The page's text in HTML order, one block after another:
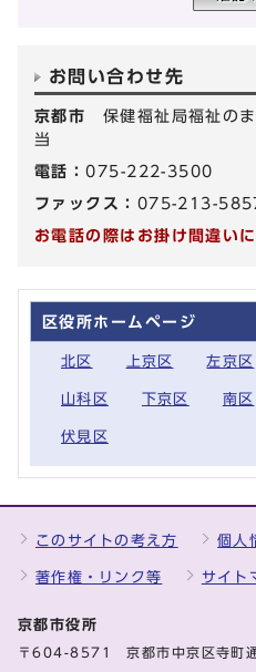
お問い合わせ先
京都市 保健福祉局福祉の
当
電話：075-222-3500
ファックス： 075-213-
お電話の際はお掛け間違い
区役所ホームページ
北区 上京区 左京区
山科区 下京区 南区
伏見区
このサイトの考え方 個人
著作権・リンク等 サイト
京都市役所
〒604-8571 京都市中京区寺町